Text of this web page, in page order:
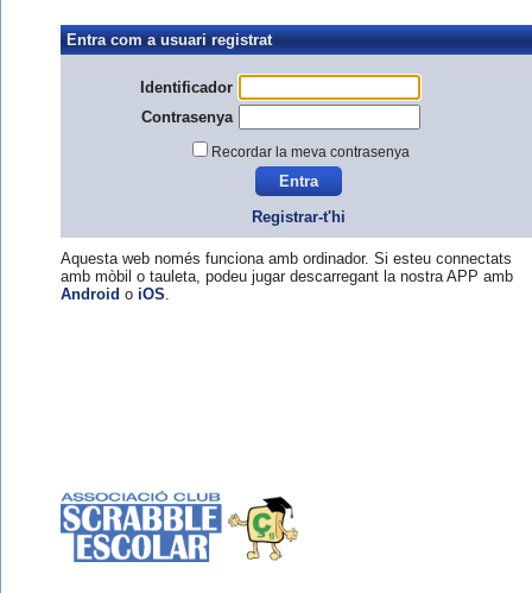
Entra com a usuari registrat
Identificador
Contrasenya
Recordar la meva contrasenya
Registrar-t'hi
Aquesta web només funciona amb ordinador. Si esteu connectats
amb mòbil o tauleta, podeu jugar descarregant la nostra APP amb
Android o iOS.